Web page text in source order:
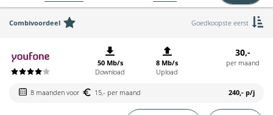
Combivoordeel Goedkoopste eerst
50 Mb/s
Download
8 Mb/s
Upload
30,-
per maand
8 maanden voor 15,- per maand 240,- p/j